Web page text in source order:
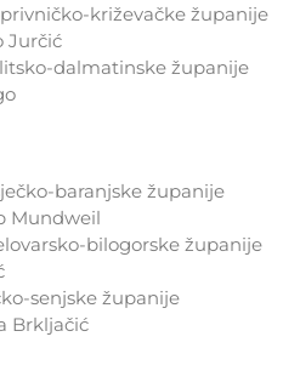
križevačke županije
Jurčić
dalmatinske županije
baranjske županije
Mundweil
bilogorske županije
senjske županije
Brkljačić